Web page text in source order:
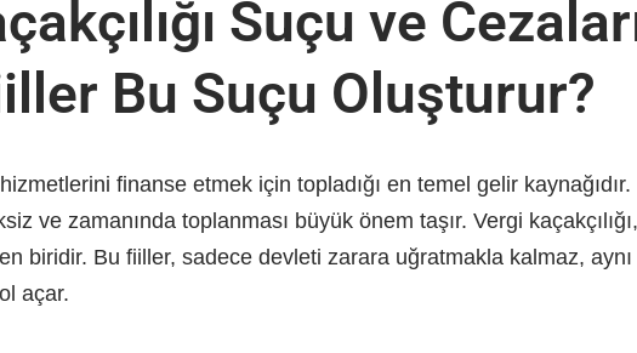
Suçu ve
Bu Suçu Oluşturur?
finanse etmek için topladığı en temel gelir
ve zamanında toplanması büyük önem taşır. Vergi
biridir. Bu fiiller, sadece devleti zarara uğratmakla kalmaz,
açar.